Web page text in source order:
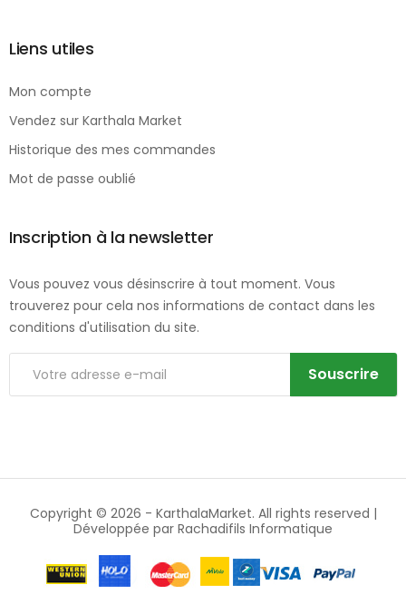
Liens utiles
Mon compte
Vendez sur Karthala Market
Historique des mes commandes
Mot de passe oublié
Inscription à la newsletter
Souscrire
Vous pouvez vous désinscrire à tout moment. Vous
trouverez pour cela nos informations de contact dans les
conditions d'utilisation du site.
Copyright © 2026 - KarthalaMarket. All rights reserved |
Développée par Rachadifils Informatique